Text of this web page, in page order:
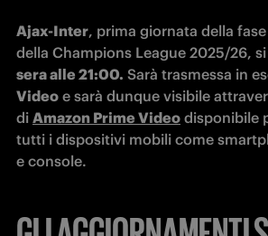
Ajax-Inter, prima giornata della
della Champions League 2025/26,
sera alle 21:00. Sarà trasmessa in
Video e sarà dunque visibile
di Amazon Prime Video disponibile
tutti i dispositivi mobili come
e console.